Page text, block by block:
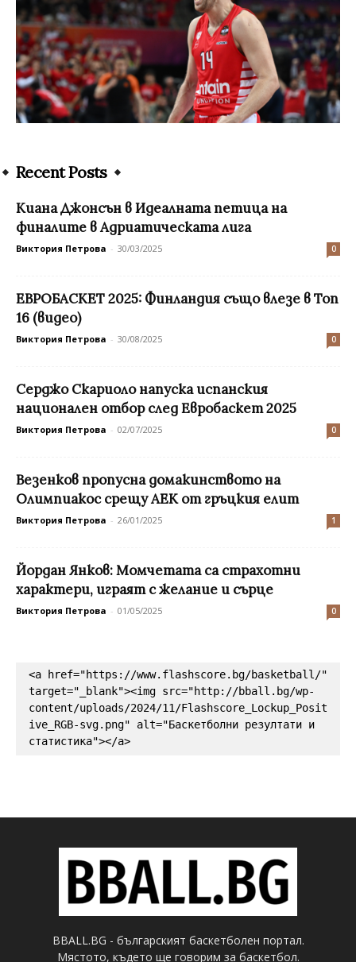
Recent Posts
Киана Джонсън в Идеалната петица на
финалите в Адриатическата лига
Виктория Петрова - 30/03/2025 0
ЕВРОБАСКЕТ 2025: Финландия също влезе в Топ
16 (видео)
Виктория Петрова - 30/08/2025 0
Серджо Скариоло напуска испанския
национален отбор след Евробаскет 2025
Виктория Петрова - 02/07/2025 0
Везенков пропусна домакинството на
Олимпиакос срещу АЕК от гръцкия елит
Виктория Петрова - 26/01/2025 1
Йордан Янков: Момчетата са страхотни
характери, играят с желание и сърце
Виктория Петрова - 01/05/2025 0
<a href="https://www.flashscore.bg/basketball/"
target="_blank"><img src="http://bball.bg/wp-
content/uploads/2024/11/Flashscore_Lockup_Posit
ive_RGB-svg.png" alt="Баскетболни резултати и
статистика"></a>
BBALL.BG - българският баскетболен портал.
Мястото, където ще говорим за баскетбол.